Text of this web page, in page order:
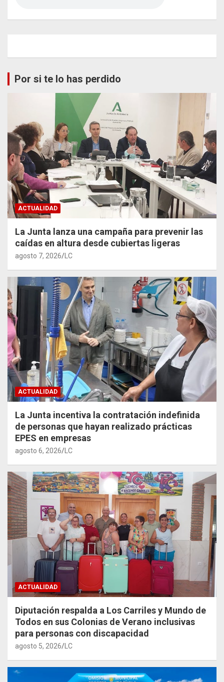
Por si te lo has perdido
ACTUALIDAD
La Junta lanza una campaña para prevenir las
caídas en altura desde cubiertas ligeras
agosto 7, 2026 LC
ACTUALIDAD
La Junta incentiva la contratación indefinida
de personas que hayan realizado prácticas
EPES en empresas
agosto 6, 2026 LC
ACTUALIDAD
Diputación respalda a Los Carriles y Mundo de
Todos en sus Colonias de Verano inclusivas
para personas con discapacidad
agosto 5, 2026 LC